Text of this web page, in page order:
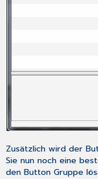
Zusätzlich wird der
Sie nun noch eine
den ButtonGruppe